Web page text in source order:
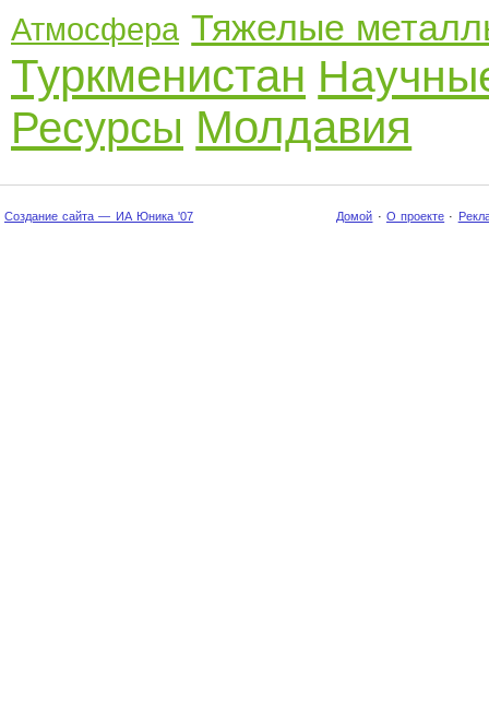
Атмосфера Тяжелые
Туркменистан
Ресурсы Молдавия
Создание сайта — ИА Юника '07 Домой · О проекте ·